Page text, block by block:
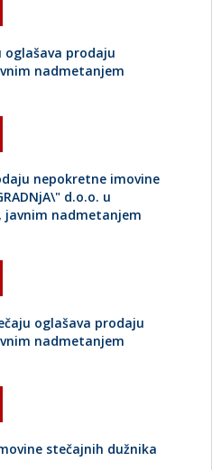
oglašava prodaju
nadmetanjem
nepokretne imovine
d.o.o. u
javnim nadmetanjem
oglašava prodaju
nadmetanjem
stečajnih dužnika